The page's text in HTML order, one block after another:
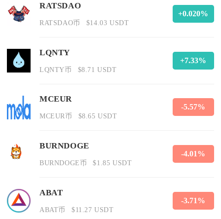
RATSDAO
RATSDAO币 $14.03 USDT
+0.020%
LQNTY
LQNTY币 $8.71 USDT
+7.33%
MCEUR
MCEUR币 $8.65 USDT
-5.57%
BURNDOGE
BURNDOGE币 $1.85 USDT
-4.01%
ABAT
ABAT币 $11.27 USDT
-3.71%